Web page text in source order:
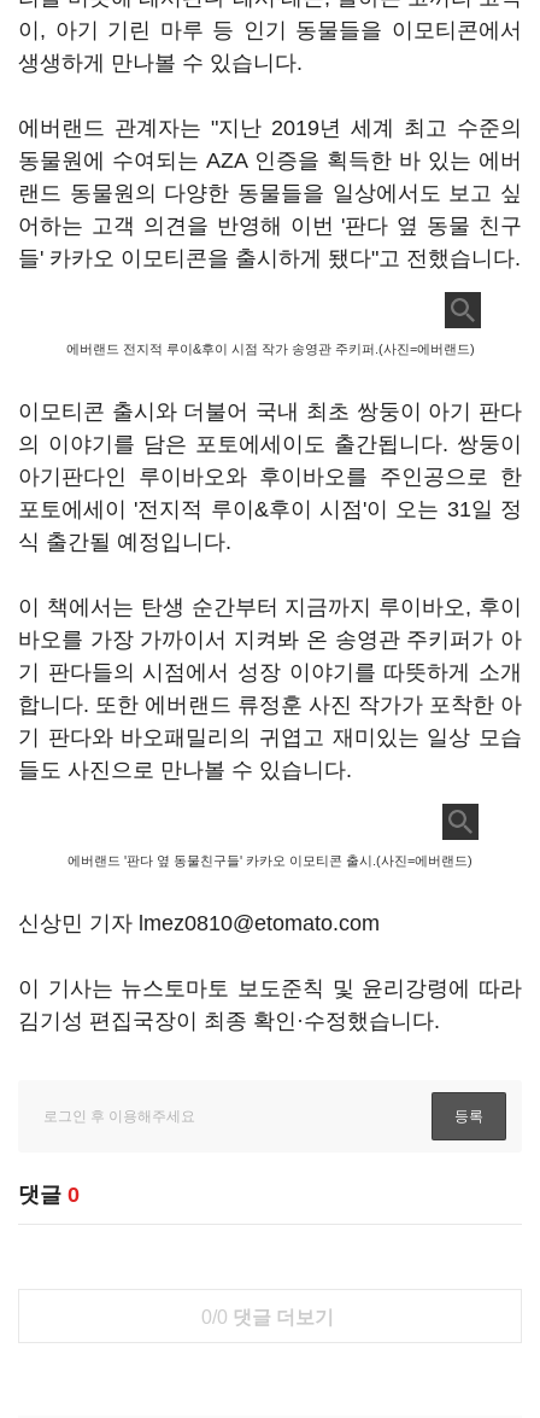
이, 아기 기린 마루 등 인기 동물들을 이모티콘에서
생생하게 만나볼 수 있습니다.
에버랜드 관계자는 "지난 2019년 세계 최고 수준의
동물원에 수여되는 AZA 인증을 획득한 바 있는 에버
랜드 동물원의 다양한 동물들을 일상에서도 보고 싶
어하는 고객 의견을 반영해 이번 '판다 옆 동물 친구
들' 카카오 이모티콘을 출시하게 됐다"고 전했습니다.
에버랜드 전지적 루이&후이 시점 작가 송영관 주키퍼.(사진=에버랜드)
이모티콘 출시와 더불어 국내 최초 쌍둥이 아기 판다
의 이야기를 담은 포토에세이도 출간됩니다. 쌍둥이
아기판다인 루이바오와 후이바오를 주인공으로 한
포토에세이 '전지적 루이&후이 시점'이 오는 31일 정
식 출간될 예정입니다.
이 책에서는 탄생 순간부터 지금까지 루이바오, 후이
바오를 가장 가까이서 지켜봐 온 송영관 주키퍼가 아
기 판다들의 시점에서 성장 이야기를 따뜻하게 소개
합니다. 또한 에버랜드 류정훈 사진 작가가 포착한 아
기 판다와 바오패밀리의 귀엽고 재미있는 일상 모습
들도 사진으로 만나볼 수 있습니다.
에버랜드 '판다 옆 동물친구들' 카카오 이모티콘 출시.(사진=에버랜드)
신상민 기자 lmez0810@etomato.com
이 기사는 뉴스토마토 보도준칙 및 윤리강령에 따라
김기성 편집국장이 최종 확인·수정했습니다.
댓글 0
0/0 댓글 더보기